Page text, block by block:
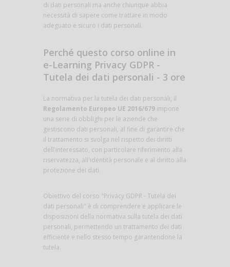
di dati personali ma anche chiunque abbia
necessità di sapere come trattare in modo
adeguato e sicuro i dati personali.
Perché questo corso online in
e-Learning Privacy GDPR -
Tutela dei dati personali - 3 ore
La normativa per la tutela dei dati personali, il
Regolamento Europeo UE 2016/679 impone
una serie di obblighi per le aziende che
gestiscono dati personali, al fine di garantire che
il trattamento si svolga nel rispetto dei diritti
dell'interessato, con particolare riferimento alla
riservatezza, all'identità personale e al diritto alla
protezione dei dati.
Obiettivo del corso "Privacy GDPR - Tutela dei
dati personali" è di comprendere e applicare le
disposizioni della normativa sulla tutela dei dati
personali, permettendo un trattamento dei dati
efficiente e nello stesso tempo garantendone la
tutela.